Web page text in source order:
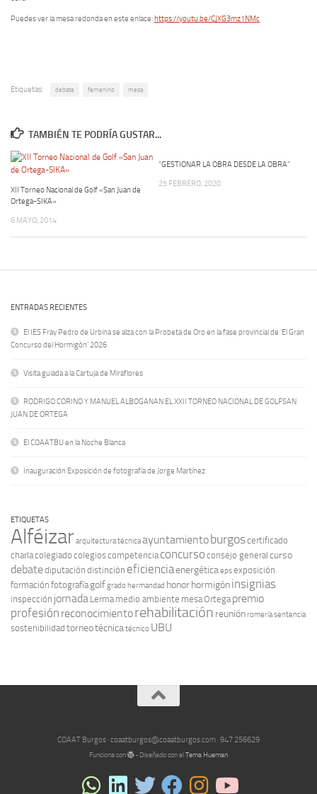
Puedes ver la mesa redonda en este enlace:https://youtu.be/CJXG3mz1NMc
Etiquetas: debate femenino mesa
TAMBIÉN TE PODRÍA GUSTAR...
XII Torneo Nacional de Golf «San Juan de
Ortega-SIKA»
6 MAYO, 2014
“GESTIONAR LA OBRA DESDE LA OBRA”
25 FEBRERO, 2020
ENTRADAS RECIENTES
El IES Fray Pedro de Urbina se alza con la Probeta de Oro en la fase provincial de ‘El Gran
Concurso del Hormigón’ 2026
Visita guiada a la Cartuja de Miraflores
RODRIGO CORINO Y MANUEL ALBOGANAN EL XXII TORNEO NACIONAL DE GOLFSAN
JUAN DE ORTEGA
El COAATBU en la Noche Blanca
Inauguración Exposición de fotografía de Jorge Martínez
ETIQUETAS
Alféizararquitectura técnicaayuntamientoburgoscertificado
charlacolegiado colegioscompetencia concurso consejo general curso
debatediputación distinción eficienciaenergéticaepsexposición
formación fotografía golfgradohermandad honorhormigóninsignias
inspección jornada Lerma medio ambiente mesaOrtega premio
profesión reconocimientorehabilitación reuniónromeríasentencia
sostenibilidad torneotécnicatécnico UBU
COAAT Burgos · coaatburgos@coaatburgos.com · 947 256629
Funciona con - Diseñado con elTema Hueman